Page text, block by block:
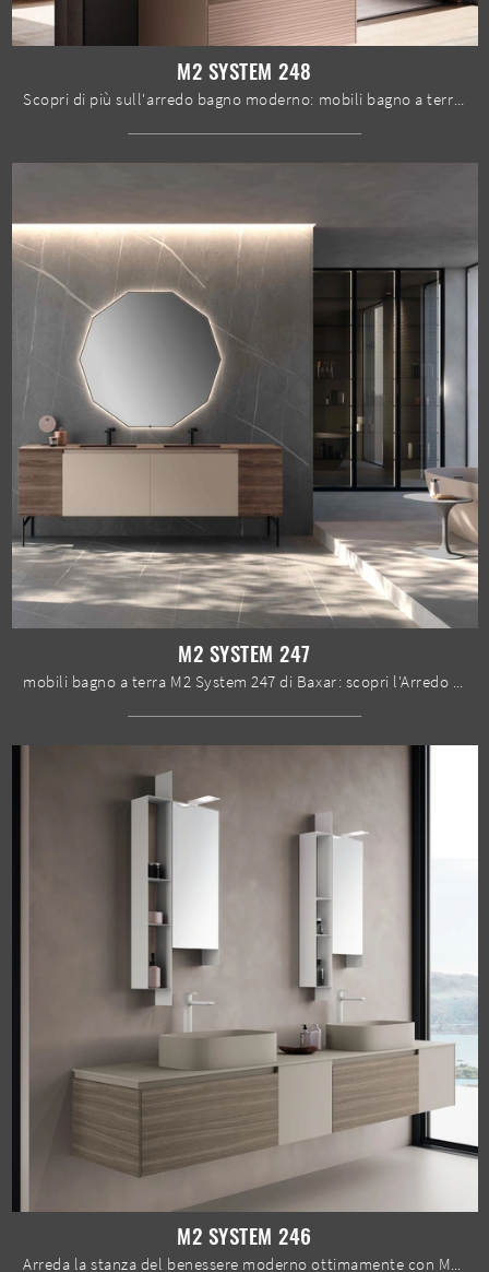
M2 SYSTEM 248
Scopri di più sull'arredo bagno moderno: mobili bagno a terra in laccato opaco come il modello M2 System 248 di Baxar ti aspettano.
M2 SYSTEM 247
mobili bagno a terra M2 System 247 di Baxar: scopri l'Arredo Bagno in HPL moderno e arreda il tuo bagno.
M2 SYSTEM 246
Arreda la stanza del benessere moderno ottimamente con M2 System 246, mobili bagno sospesi e complementi in melaminico di Baxar.